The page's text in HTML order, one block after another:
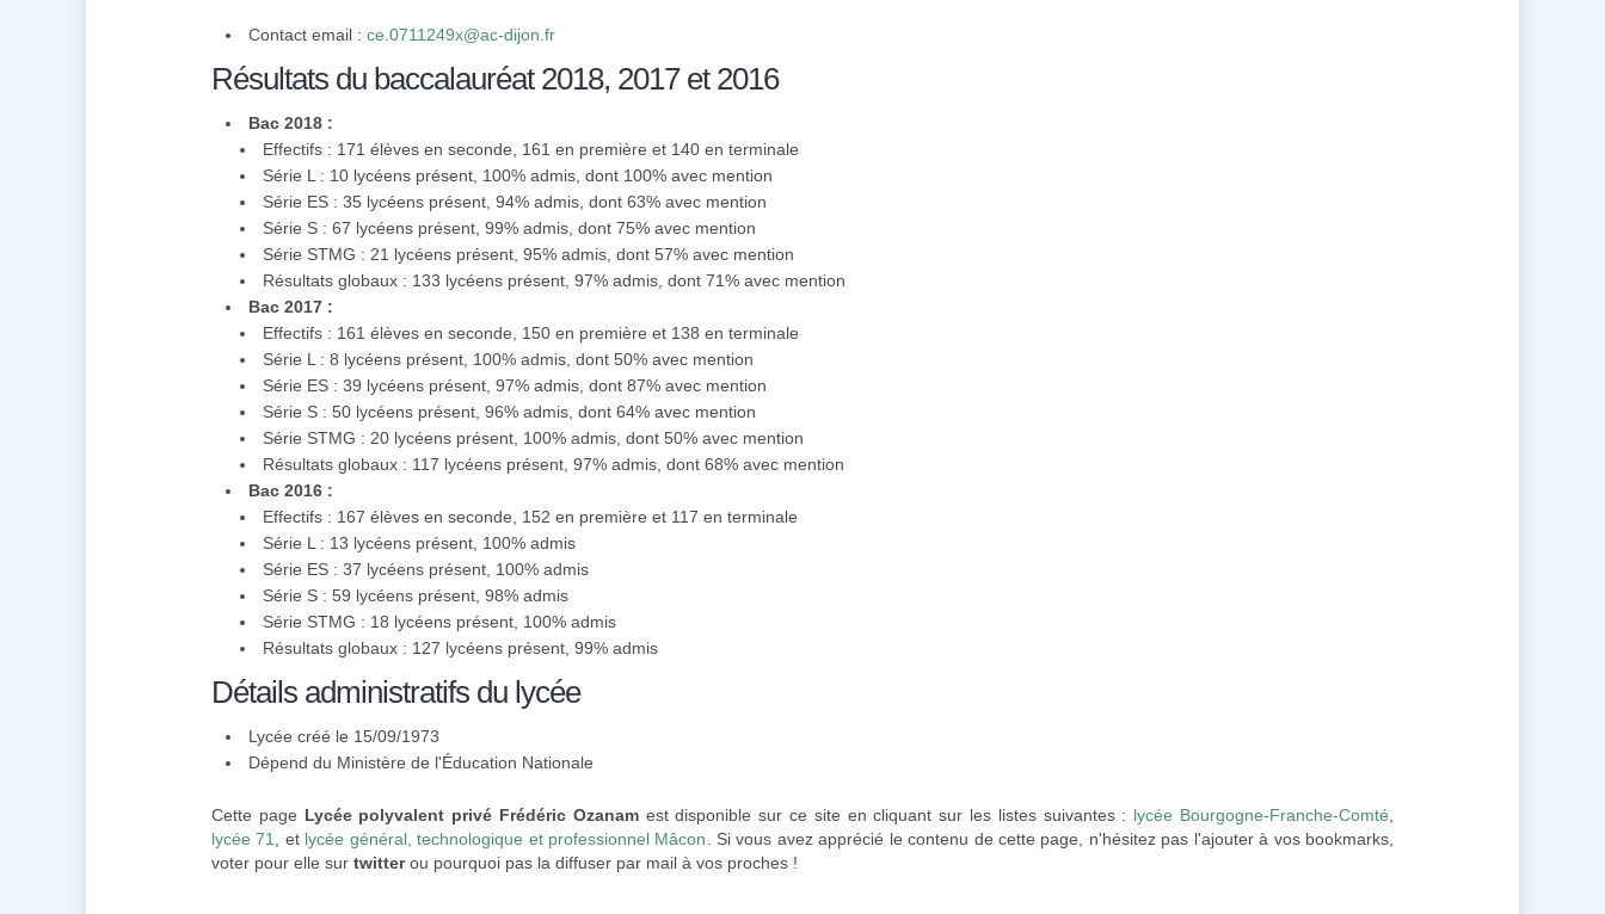
Contact email : ce.0711249x@ac-dijon.fr
Résultats du baccalauréat 2018, 2017 et 2016
Bac 2018 :
Effectifs : 171 élèves en seconde, 161 en première et 140 en terminale
Série L : 10 lycéens présent, 100% admis, dont 100% avec mention
Série ES : 35 lycéens présent, 94% admis, dont 63% avec mention
Série S : 67 lycéens présent, 99% admis, dont 75% avec mention
Série STMG : 21 lycéens présent, 95% admis, dont 57% avec mention
Résultats globaux : 133 lycéens présent, 97% admis, dont 71% avec mention
Bac 2017 :
Effectifs : 161 élèves en seconde, 150 en première et 138 en terminale
Série L : 8 lycéens présent, 100% admis, dont 50% avec mention
Série ES : 39 lycéens présent, 97% admis, dont 87% avec mention
Série S : 50 lycéens présent, 96% admis, dont 64% avec mention
Série STMG : 20 lycéens présent, 100% admis, dont 50% avec mention
Résultats globaux : 117 lycéens présent, 97% admis, dont 68% avec mention
Bac 2016 :
Effectifs : 167 élèves en seconde, 152 en première et 117 en terminale
Série L : 13 lycéens présent, 100% admis
Série ES : 37 lycéens présent, 100% admis
Série S : 59 lycéens présent, 98% admis
Série STMG : 18 lycéens présent, 100% admis
Résultats globaux : 127 lycéens présent, 99% admis
Détails administratifs du lycée
Lycée créé le 15/09/1973
Dépend du Ministère de l'Éducation Nationale
Cette page Lycée polyvalent privé Frédéric Ozanamest disponible sur ce site en cliquant sur les listes suivantes : lycée Bourgogne-Franche-Comté
lycée 71
, et lycée général, technologique et professionnel Mâcon . Si vous avez apprécié le contenu de cette page, n'hésitez pas l'ajouter à vos bookmarks,
voter pour elle sur twitterou pourquoi pas la diffuser par mail à vos proches !